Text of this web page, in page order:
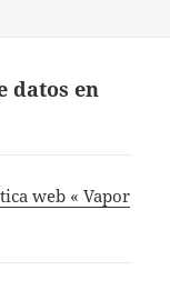
datos en
web « Vapor